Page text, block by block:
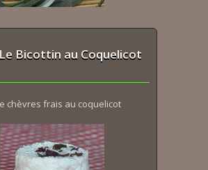
Le Bicottin au Coquelicot
chèvres frais au coquelicot